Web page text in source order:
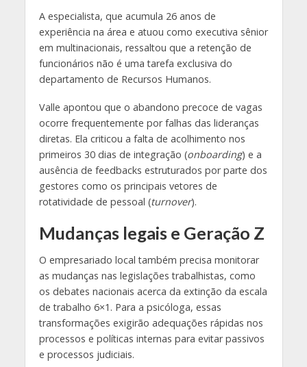
A especialista, que acumula 26 anos de
experiência na área e atuou como executiva sênior
em multinacionais, ressaltou que a retenção de
funcionários não é uma tarefa exclusiva do
departamento de Recursos Humanos.
Valle apontou que o abandono precoce de vagas
ocorre frequentemente por falhas das lideranças
diretas. Ela criticou a falta de acolhimento nos
primeiros 30 dias de integração (onboarding) e a
ausência de feedbacks estruturados por parte dos
gestores como os principais vetores de
rotatividade de pessoal (turnover).
Mudanças legais e Geração Z
O empresariado local também precisa monitorar
as mudanças nas legislações trabalhistas, como
os debates nacionais acerca da extinção da escala
de trabalho 6×1. Para a psicóloga, essas
transformações exigirão adequações rápidas nos
processos e políticas internas para evitar passivos
e processos judiciais.